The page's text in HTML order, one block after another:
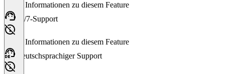
Keine Informationen zu diesem Feature
24/7-Support
Keine Informationen zu diesem Feature
Deutschsprachiger Support